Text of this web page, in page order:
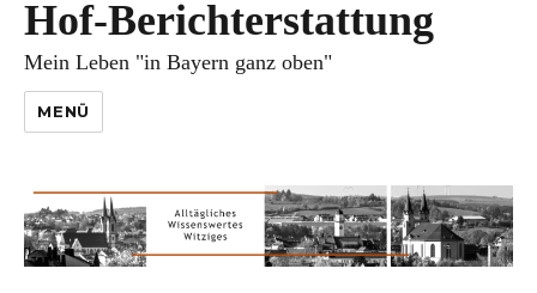
Hof-Berichterstattung
Mein Leben "in Bayern ganz oben"
MENÜ